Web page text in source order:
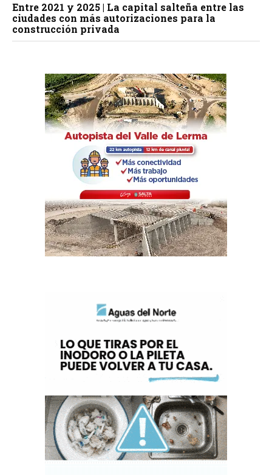
Entre 2021 y 2025 | La capital salteña entre las
ciudades con más autorizaciones para la
construcción privada